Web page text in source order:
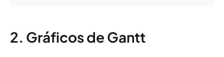
2. Gráficos de Gantt